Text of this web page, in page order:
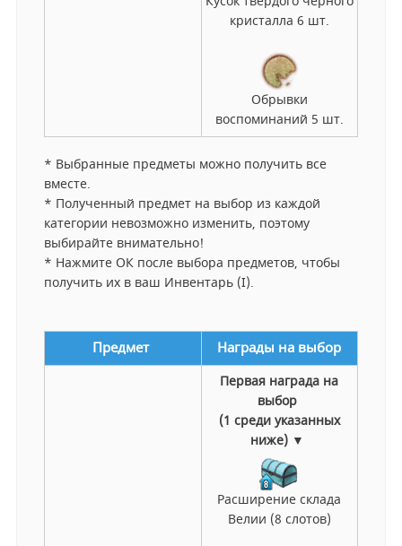
кристалла 6 шт.
Обрывки
воспоминаний 5 шт.
* Выбранные предметы можно получить все
вместе.
* Полученный предмет на выбор из каждой
категории невозможно изменить, поэтому
выбирайте внимательно!
* Нажмите ОК после выбора предметов, чтобы
получить их в ваш Инвентарь (I).
Предмет Награды на выбор
Первая награда на
выбор
(1 среди указанных
ниже) ▼
Расширение склада
Велии (8 слотов)